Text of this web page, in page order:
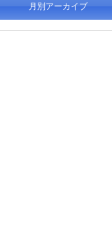
月別アーカイブ